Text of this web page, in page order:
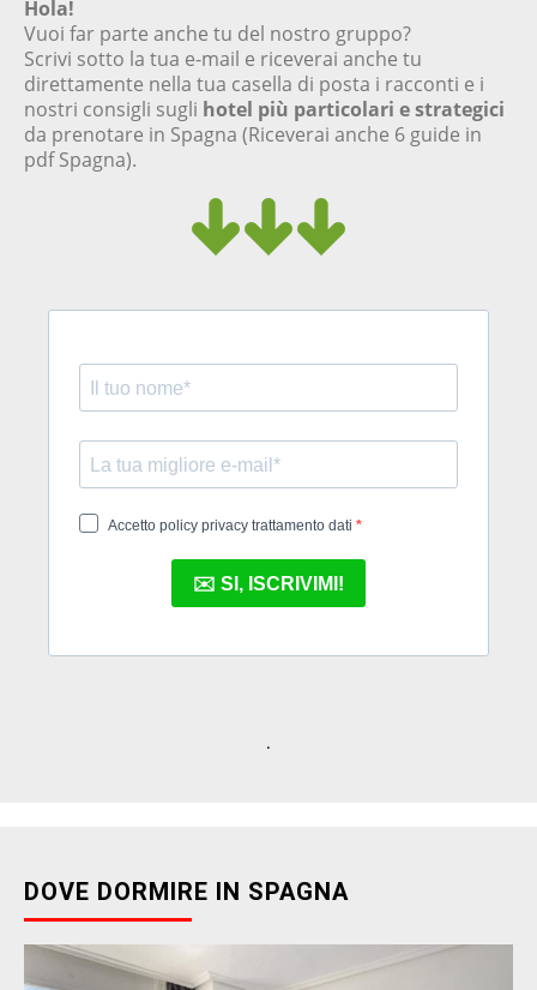
Hola!
Vuoi far parte anche tu del nostro gruppo?
Scrivi sotto la tua e-mail e riceverai anche tu
direttamente nella tua casella di posta i racconti e i
nostri consigli sugli hotel più particolari e strategici
da prenotare in Spagna (Riceverai anche 6 guide in
pdf Spagna).
.
DOVE DORMIRE IN SPAGNA